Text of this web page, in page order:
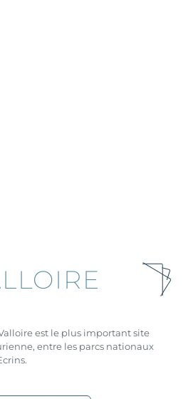
est le plus important site
entre les parcs nationaux